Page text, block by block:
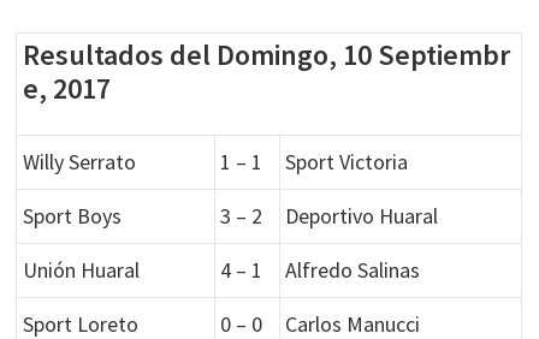
Resultados del Domingo, 10 Septiembr
e, 2017
Willy Serrato 1 – 1
Sport Victoria
Sport Boys
3 – 2
Deportivo Huaral
Unión Huaral
4 – 1
Alfredo Salinas
Sport Loreto
0 – 0
Carlos Manucci